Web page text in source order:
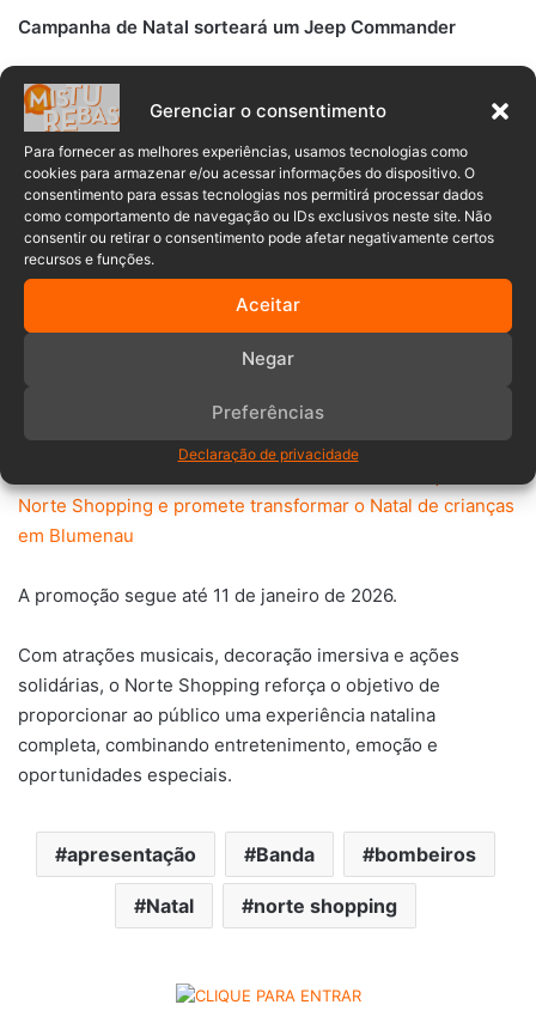
Gerenciar o consentimento
Para fornecer as melhores experiências, usamos tecnologias como
cookies para armazenar e/ou acessar informações do dispositivo. O
consentimento para essas tecnologias nos permitirá processar dados
como comportamento de navegação ou IDs exclusivos neste site. Não
consentir ou retirar o consentimento pode afetar negativamente certos
recursos e funções.
Aceitar
Negar
Preferências
Declaração de privacidade
Campanha de Natal sorteará um Jeep Commander
Além da programação cultural e da decoração temática, o
shopping também lançou sua campanha de Natal com um
prêmio especial: um Jeep Commander, modelo de sete
lugares conhecido pelo conforto e pela tecnologia de
ponta.
Para participar do sorteio, cada R$ 300 em compras dá
direito a um número da sorte. Compras a partir de R$
1.000 geram chances extras, e ainda é possível ampliar a
participação indicando amigos ou adquirindo o Gift Card
do shopping pelo AJFans, que garante dois números da
Norte Shopping e promete transformar o Natal de crianças
em Blumenau
A promoção segue até 11 de janeiro de 2026.
Com atrações musicais, decoração imersiva e ações
solidárias, o Norte Shopping reforça o objetivo de
proporcionar ao público uma experiência natalina
completa, combinando entretenimento, emoção e
oportunidades especiais.
apresentação Banda bombeiros
Natal norte shopping